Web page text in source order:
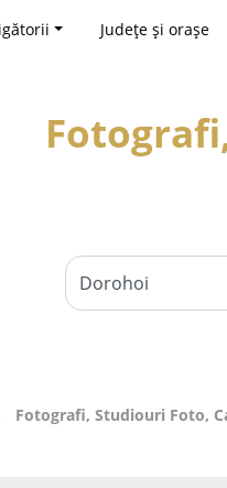
Județe și orașe
Fotografi, Studiouri Foto,